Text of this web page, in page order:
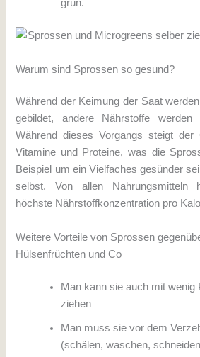
grün.
Warum sind Sprossen so gesund?
Während der Keimung der Saat
gebildet, andere Nährstoffe
Während dieses Vorgangs steigt der
Vitamine und Proteine, was die
Beispiel um ein Vielfaches gesünder
selbst. Von allen Nahrungsmitteln
höchste Nährstoffkonzentration pro
Weitere Vorteile von Sprossen
Hülsenfrüchten und Co
Man kann sie auch mit wenig
ziehen
Man muss sie vor dem
(schälen, waschen,